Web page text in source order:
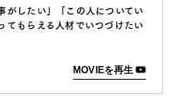
がしたい」「この人についてい
てもらえる人材でいつづけたい
MOVIEを再生